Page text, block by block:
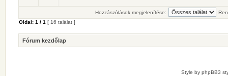
Hozzászólások megjelenítése:
Oldal: 1 / 1 [ 16 találat ]
Fórum kezdőlap
Style by phpBB3